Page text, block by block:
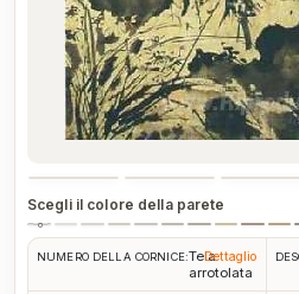
Scegli il colore della parete
NUMERO DELLA CORNICE:Tela
arrotolata
Dettaglio